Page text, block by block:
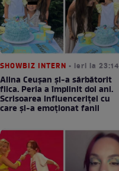
SHOWBIZ INTERN • ieri la 23:14
Alina Ceușan și-a sărbătorit
fiica. Perla a împlinit doi ani.
Scrisoarea influenceriței cu
care și-a emoționat fanii